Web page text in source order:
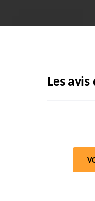
Les